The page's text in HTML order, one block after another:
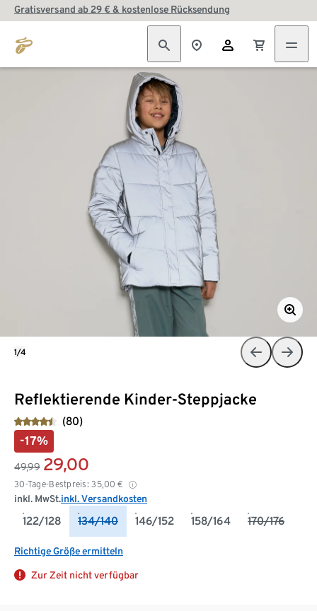
Gratisversand ab 29 € & kostenlose Rücksendung
Reflektierende Kinder-Steppjacke
(80)
-17%
49,99 29,00
30-Tage-Bestpreis: 35,00 €
inkl. MwSt.inkl. Versandkosten
122/128 134/140 146/152 158/164 170/176
Richtige Größe ermitteln
Zur Zeit nicht verfügbar
1/4